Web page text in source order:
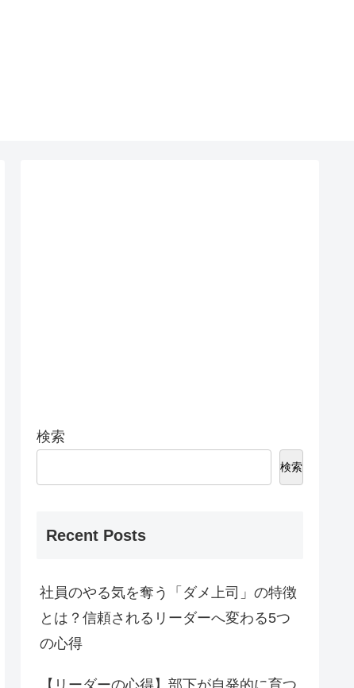
検索
検索
Recent Posts
社員のやる気を奪う「ダメ上司」の特徴
とは？信頼されるリーダーへ変わる5つ
の心得
【リーダーの心得】部下が自発的に育つ